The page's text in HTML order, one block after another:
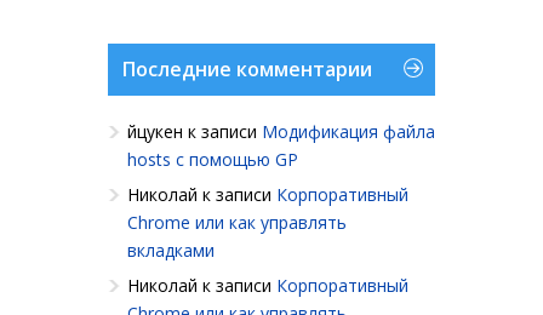
Последние комментарии
йцукен к записи Модификация файла
hosts с помощью GP
Николай к записи Корпоративный
Chrome или как управлять
вкладками
Николай к записи Корпоративный